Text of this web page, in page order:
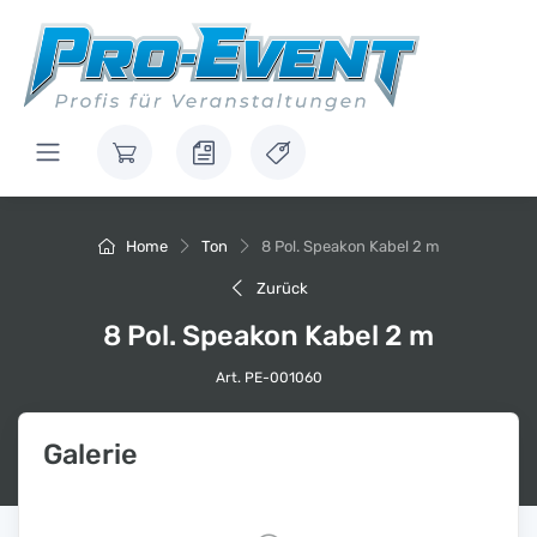
Home Ton 8 Pol. Speakon Kabel 2 m
Zurück
8 Pol. Speakon Kabel 2 m
Art. PE-001060
Galerie